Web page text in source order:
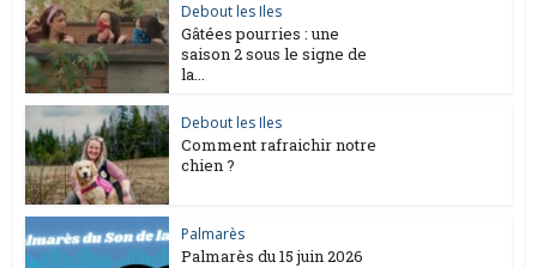
Debout les Iles
Gâtées pourries : une
saison 2 sous le signe de
la...
Debout les Iles
Comment rafraichir notre
chien ?
Palmarès
Palmarès du 15 juin 2026